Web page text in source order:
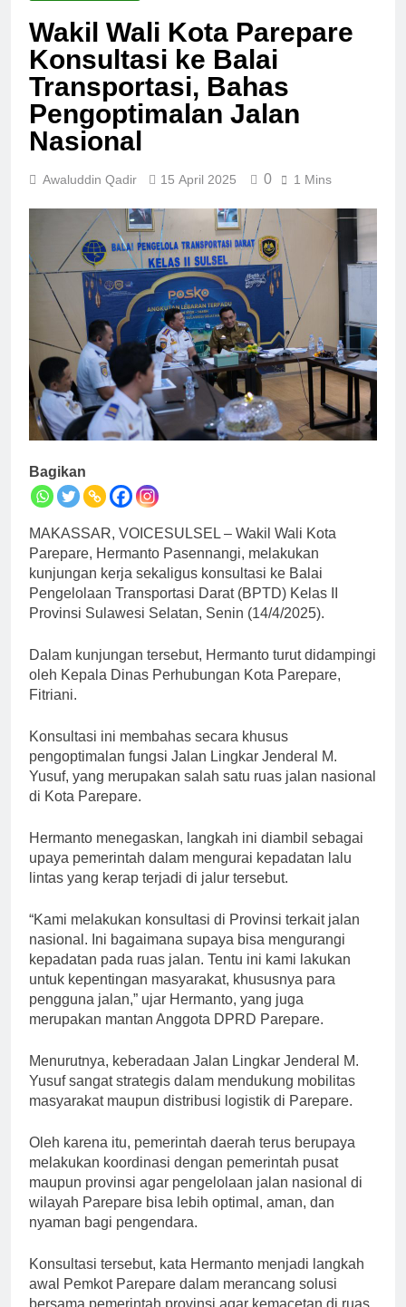
Wakil Wali Kota Parepare
Konsultasi ke Balai
Transportasi, Bahas
Pengoptimalan Jalan
Nasional
Awaluddin Qadir 15 April 2025 0 1 Mins
Bagikan
MAKASSAR, VOICESULSEL – Wakil Wali Kota
Parepare, Hermanto Pasennangi, melakukan
kunjungan kerja sekaligus konsultasi ke Balai
Pengelolaan Transportasi Darat (BPTD) Kelas II
Provinsi Sulawesi Selatan, Senin (14/4/2025).
Dalam kunjungan tersebut, Hermanto turut didampingi
oleh Kepala Dinas Perhubungan Kota Parepare,
Fitriani.
Konsultasi ini membahas secara khusus
pengoptimalan fungsi Jalan Lingkar Jenderal M.
Yusuf, yang merupakan salah satu ruas jalan nasional
di Kota Parepare.
Hermanto menegaskan, langkah ini diambil sebagai
upaya pemerintah dalam mengurai kepadatan lalu
lintas yang kerap terjadi di jalur tersebut.
“Kami melakukan konsultasi di Provinsi terkait jalan
nasional. Ini bagaimana supaya bisa mengurangi
kepadatan pada ruas jalan. Tentu ini kami lakukan
untuk kepentingan masyarakat, khususnya para
pengguna jalan,” ujar Hermanto, yang juga
merupakan mantan Anggota DPRD Parepare.
Menurutnya, keberadaan Jalan Lingkar Jenderal M.
Yusuf sangat strategis dalam mendukung mobilitas
masyarakat maupun distribusi logistik di Parepare.
Oleh karena itu, pemerintah daerah terus berupaya
melakukan koordinasi dengan pemerintah pusat
maupun provinsi agar pengelolaan jalan nasional di
wilayah Parepare bisa lebih optimal, aman, dan
nyaman bagi pengendara.
Konsultasi tersebut, kata Hermanto menjadi langkah
awal Pemkot Parepare dalam merancang solusi